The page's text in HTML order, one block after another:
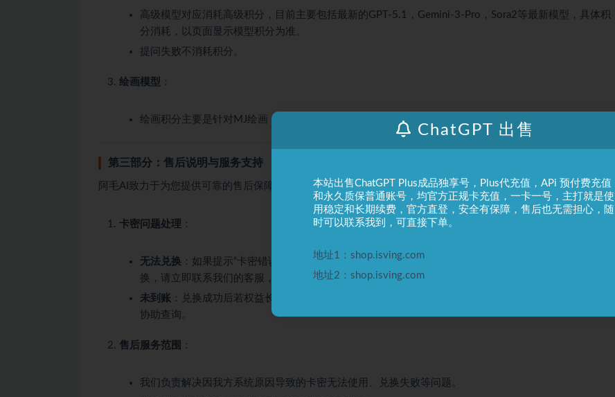
高级模型对应消耗高级积分，目前主要包括最新的GPT-5.1，Gemini-3-Pro，Sora2等最新模型，具体积
分消耗，以页面显示模型积分为准。
提问失败不消耗积分。
绘画模型 ：
绘画积分主要是针对MJ绘画，目前提供休闲模式和快速模式，具体积分扣除，以页面显示为准。
第三部分：售后说明与服务支持
阿毛AI致力于为您提供可靠的售后保障：
卡密问题处理 ：
无法兑换 ：如果提示“卡密错误”、“已被使用”或“无效”，请首先检查输入是否正确。若确认无误仍无法兑
换，请立即联系我们的客服，并提供购买凭证（订单号）和卡密截图。
未到账 ：兑换成功后若权益长时间未到账，请尝试刷新页面或重新登录账户。如问题依旧，请联系客服
协助查询。
售后服务范围 ：
我们负责解决因我方系统原因导致的卡密无法使用、兑换失败等问题。
ChatGPT 出售
本站出售ChatGPT Plus成品独享号，Plus代充值，APi 预付费充值
和永久质保普通账号，均官方正规卡充值，一卡一号，主打就是使
用稳定和长期续费，官方直登，安全有保障，售后也无需担心，随
时可以联系我到，可直接下单。
地址1：shop.isving.com
地址2：shop.isving.com